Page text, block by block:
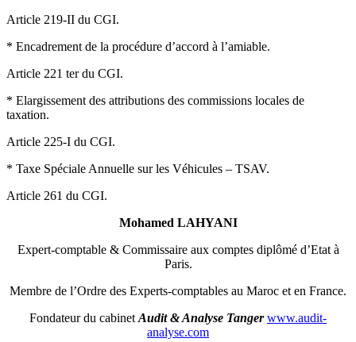
Article 219-II du CGI.
* Encadrement de la procédure d’accord à l’amiable.
Article 221 ter du CGI.
* Elargissement des attributions des commissions locales de
taxation.
Article 225-I du CGI.
* Taxe Spéciale Annuelle sur les Véhicules – TSAV.
Article 261 du CGI.
Mohamed LAHYANI
Expert-comptable & Commissaire aux comptes diplômé d’Etat à
Paris.
Membre de l’Ordre des Experts-comptables au Maroc et en France.
Fondateur du cabinet Audit & Analyse Tanger www.audit-
analyse.com